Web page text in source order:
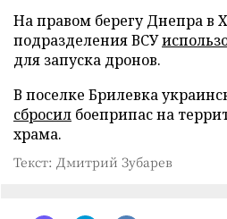
На правом берегу Днепра в
подразделения ВСУ
для запуска дронов.
В поселке Брилевка
сбросил боеприпас на
храма.
Текст: Дмитрий Зубарев